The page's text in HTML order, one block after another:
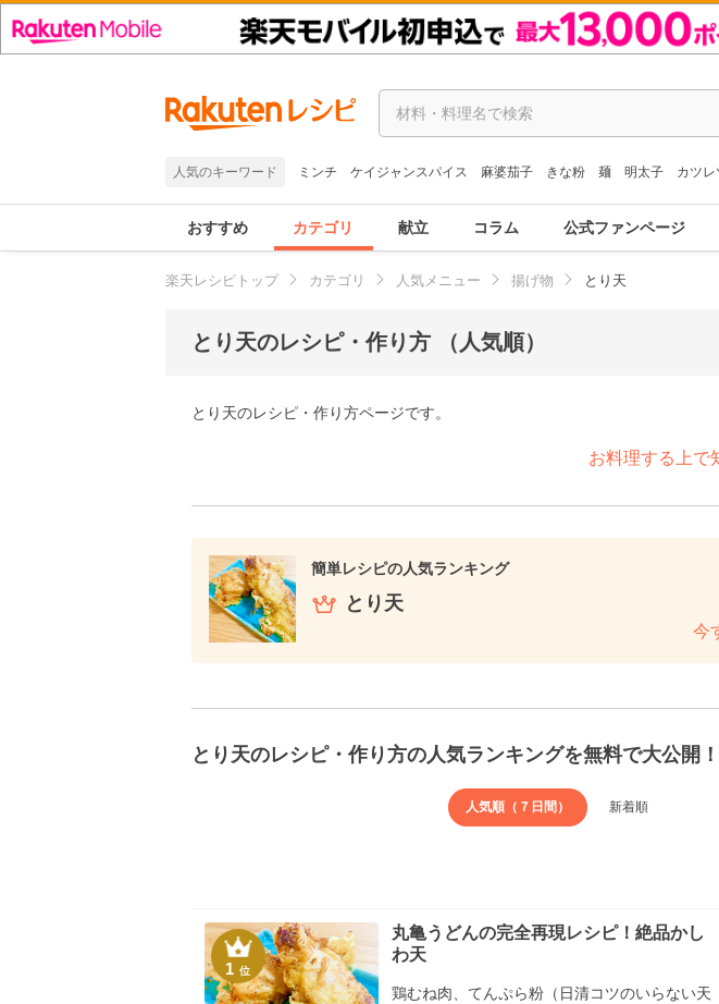
人気のキーワード ミンチ ケイジャンスパイス 麻婆茄子 きな粉 麺 明太子 カツレ
おすすめ カテゴリ 献立 コラム 公式ファンページ
楽天レシピトップ カテゴリ 人気メニュー 揚げ物 とり天
とり天のレシピ・作り方 （人気順）
とり天のレシピ・作り方ページです。
お料理する上で
簡単レシピの人気ランキング
とり天
今
とり天のレシピ・作り方の人気ランキングを無料で大公開！
人気順（７日間） 新着順
1位
丸亀うどんの完全再現レシピ！絶品かし
わ天
鶏むね肉、てんぷら粉（日清コツのいらない天